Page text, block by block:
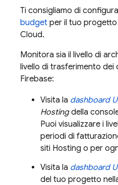
Ti consigliamo di
budget per il tuo
Cloud.
Monitora sia il livello di
livello di trasferimento dei
Firebase:
Visita la dashboard
Hostingdella
Puoi visualizzare i
periodi di
siti Hosting o per
Visita la dashboard
del tuo progetto